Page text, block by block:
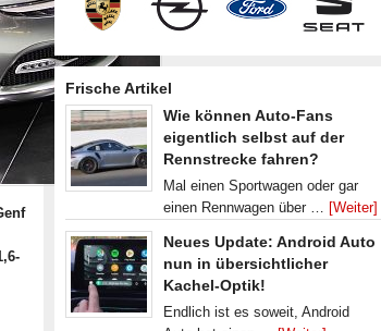
Frische Artikel
Wie können Auto-Fans
eigentlich selbst auf der
Rennstrecke fahren?
Mal einen Sportwagen oder gar
einen Rennwagen über … [Weiter]
Neues Update: Android Auto
nun in übersichtlicher
Kachel-Optik!
Endlich ist es soweit, Android